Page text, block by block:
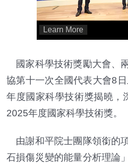
國家科學技術獎勵大會、
協第十一次全國代表大會8
年度國家科學技術獎揭曉，
2025年度國家科學技術獎。
由謝和平院士團隊領銜的
石損傷災變的能量分析理論